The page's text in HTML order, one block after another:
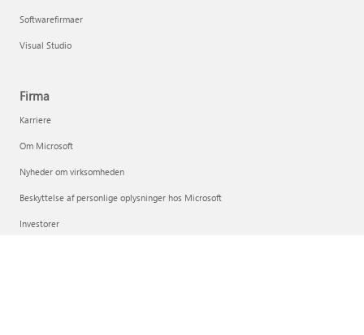
Softwarefirmaer
Visual Studio
Firma
Karriere
Om Microsoft
Nyheder om virksomheden
Beskyttelse af personlige oplysninger hos Microsoft
Investorer